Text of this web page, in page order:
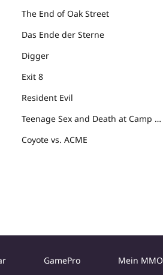
The End of Oak Street
Das Ende der Sterne
Digger
Exit 8
Resident Evil
Teenage Sex and Death at Camp Miasma
Coyote vs. ACME
GamePro Mein MMO